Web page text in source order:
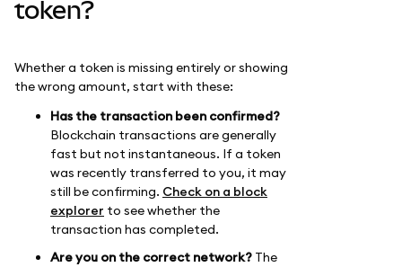
token?
Whether a token is missing entirely or showing
the wrong amount, start with these:
Has the transaction been confirmed?
Blockchain transactions are generally
fast but not instantaneous. If a token
was recently transferred to you, it may
still be confirming. Check on a block
explorer to see whether the
transaction has completed.
Are you on the correct network? The